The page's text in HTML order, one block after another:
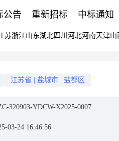
公告 重新招标 中标通知
苏浙江山东湖北四川 河北河南天津山
江苏省 盐城市 盐都区
320903-YDCW-X2025-0007
03-24 16:46:56